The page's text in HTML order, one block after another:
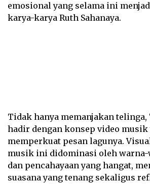
emosional yang selama ini
karya-karya Ruth Sahanaya.
Tidak hanya memanjakan telinga,
hadir dengan konsep video musik
memperkuat pesan lagunya.
musik ini didominasi oleh warna-
dan pencahayaan yang hangat,
suasana yang tenang sekaligus